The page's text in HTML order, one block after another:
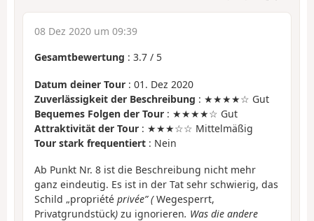
08 Dez 2020 um 09:39
Gesamtbewertung : 3.7 / 5
Datum deiner Tour : 01. Dez 2020
Zuverlässigkeit der Beschreibung : ★★★★☆ Gut
Bequemes Folgen der Tour : ★★★★☆ Gut
Attraktivität der Tour : ★★★☆☆ Mittelmäßig
Tour stark frequentiert : Nein
Ab Punkt Nr. 8 ist die Beschreibung nicht mehr
ganz eindeutig. Es ist in der Tat sehr schwierig, das
Schild „propriété privée” (Wegesperrt,
Privatgrundstück) zu ignorieren. Was die andere